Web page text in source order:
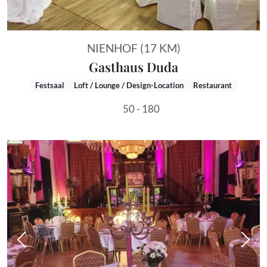
NIENHOF (17 KM)
Gasthaus Duda
Festsaal Loft / Lounge / Design-Location Restaurant
50 - 180
Vorheriges Bild